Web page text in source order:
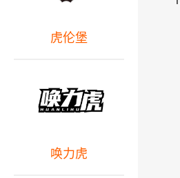
虎伦堡
唤力虎